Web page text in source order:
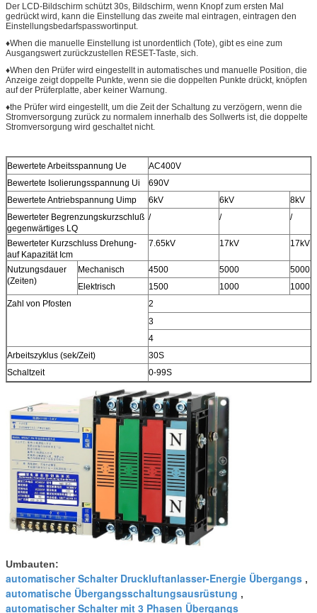
Der LCD-Bildschirm schützt 30s, Bildschirm, wenn Knopf zum ersten Mal
gedrückt wird, kann die Einstellung das zweite mal eintragen, eintragen den
Einstellungsbedarfspasswortinput.
♦When die manuelle Einstellung ist unordentlich (Tote), gibt es eine zum
Ausgangswert zurückzustellen RESET-Taste, sich.
♦When den Prüfer wird eingestellt in automatisches und manuelle Position, die
Anzeige zeigt doppelte Punkte, wenn sie die doppelten Punkte drückt, knöpfen
auf der Prüferplatte, aber keiner Warnung.
♦the Prüfer wird eingestellt, um die Zeit der Schaltung zu verzögern, wenn die
Stromversorgung zurück zu normalem innerhalb des Sollwerts ist, die doppelte
Stromversorgung wird geschaltet nicht.
Bewertete Arbeitsspannung Ue
AC400V
Bewertete Isolierungsspannung Ui
690V
Bewertete Antriebspannung Uimp
6kV 6kV
8kV
Bewerteter Begrenzungskurzschluß
gegenwärtiges LQ
/ / /
Bewerteter Kurzschluss Drehung-
auf Kapazität Icm
7.65kV 17kV 17kV
Nutzungsdauer
(Zeiten)
Mechanisch 4500 5000
5000
Elektrisch
1500 1000
1000
Zahl von Pfosten
2
3
4
Arbeitszyklus (sek/Zeit)
30S
Schaltzeit
0-99S
Umbauten:
automatischer Schalter Druckluftanlasser-Energie Übergangs ,
automatische Übergangsschaltungsausrüstung ,
automatischer Schalter mit 3 Phasen Übergangs